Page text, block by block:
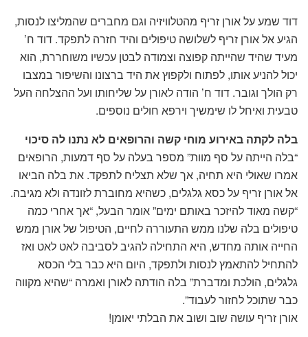
דוד שמע על אורן זריף מהטלוויזיה וגם מחברים שהמליצו לנסות,
הגיע אל אורן זריף לשלושה טיפולים והיד חזרה לתפקד. דוד ח’
מעיד שהיד שהייתה קפוצה וצמודה לבטן עכשיו משוחררת, הוא
יכול להניע אותו, לפתוח ולקפוץ את היד ברצונו והשיפור במצבו
רק הולך וגובר. דוד ח’ הודה לאורן על שליחותו ועל ההצלחה העל
טבעית ואיחל לו שימשיך וירפא חולים נוספים.
בלה לקתה באירוע מוחי קשה והרופאים לא נתנו לה סיכוי
“בלה הייתה על סף מוות” מספר בעלה על סף דמעות, הרופאים
אמרו שאולי היא תחיה, אך שלא תצליח לתפקד. את בלה הביאו
אל אורן זריף על כסא גלגלים, כשהיא מחוברת לזונדה ולא מגיבה.
“קשה מאוד להיזכר באותם ימים” אומר הבעל, “אך אחרי כמה
טיפולים בלה שלנו ממש התעוררה לחיים, הטיפול של אורן ממש
החייה אותה מחדש, היא התחילה להגיב לסביבה לאט לאט ואז
להתחיל להתאמץ לנסות ולתפקד, היום היא כבר בלי הכסא
גלגלים, הולכת ומדברת” בלה הודתה לאורן ואמרה “שהיא מקווה
כבר שתוכל לחזור לעבוד”.
אורן זריף עושה שוב ושוב את הבלתי יאומן!